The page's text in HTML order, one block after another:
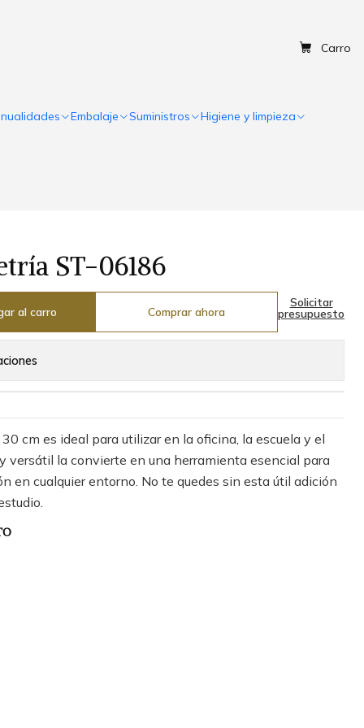
Carro
Embalaje Suministros Higiene y limpieza
ST-06186
al carro Comprar ahora
Solicitar
presupuesto
cm es ideal para utilizar en la oficina, la escuela y el
versátil la convierte en una herramienta esencial para
en cualquier entorno. No te quedes sin esta útil adición